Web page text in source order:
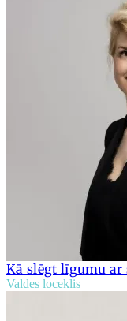
Kā slēgt līgumu ar
Valdes loceklis